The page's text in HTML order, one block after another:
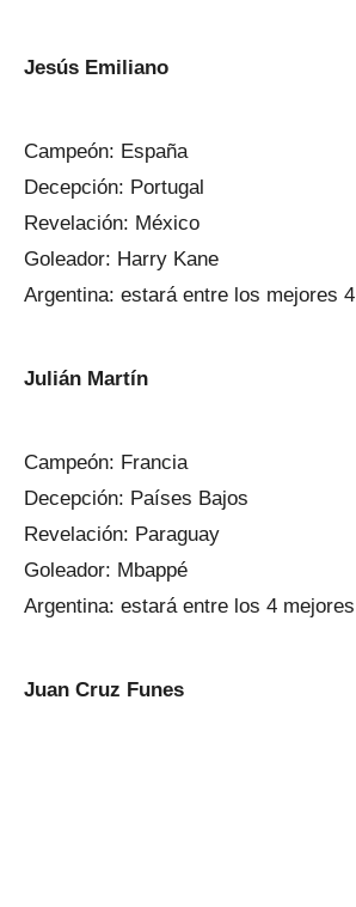
Jesús Emiliano
Campeón: España
Decepción: Portugal
Revelación: México
Goleador: Harry Kane
Argentina: estará entre los mejores 4
Julián Martín
Campeón: Francia
Decepción: Países Bajos
Revelación: Paraguay
Goleador: Mbappé
Argentina: estará entre los 4 mejores
Juan Cruz Funes